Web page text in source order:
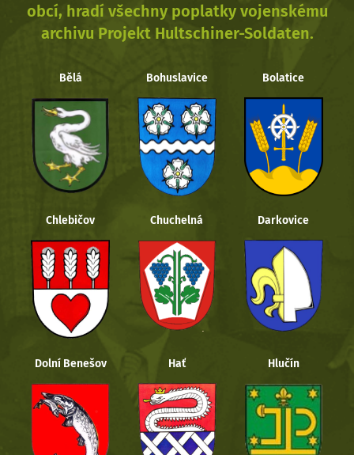
obcí, hradí všechny poplatky vojenskému
archivu Projekt Hultschiner-Soldaten.
Bělá Bohuslavice Bolatice
Chlebičov Chuchelná Darkovice
Dolní Benešov Hať Hlučín